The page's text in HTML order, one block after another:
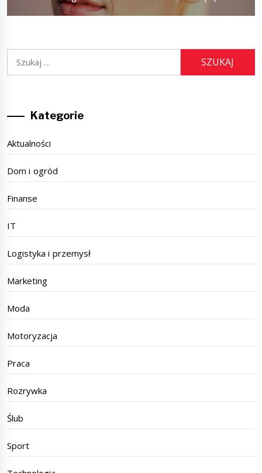
post:
Kategorie
Aktualności
Dom i ogród
Finanse
IT
Logistyka i przemysł
Marketing
Moda
Motoryzacja
Praca
Rozrywka
Ślub
Sport